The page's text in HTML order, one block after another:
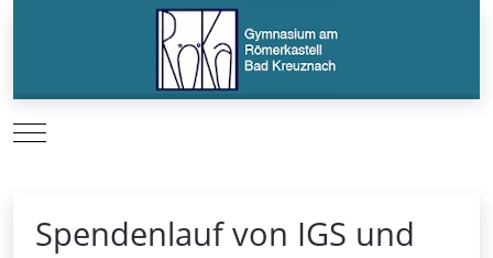
Mobile Menu Toggle
Spendenlauf von IGS und